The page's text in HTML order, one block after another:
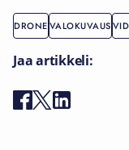
DRONEVALOKUVAUS
Jaa artikkeli: